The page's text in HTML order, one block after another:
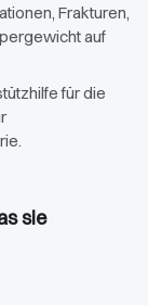
Frakturen,
auf
für die
sie